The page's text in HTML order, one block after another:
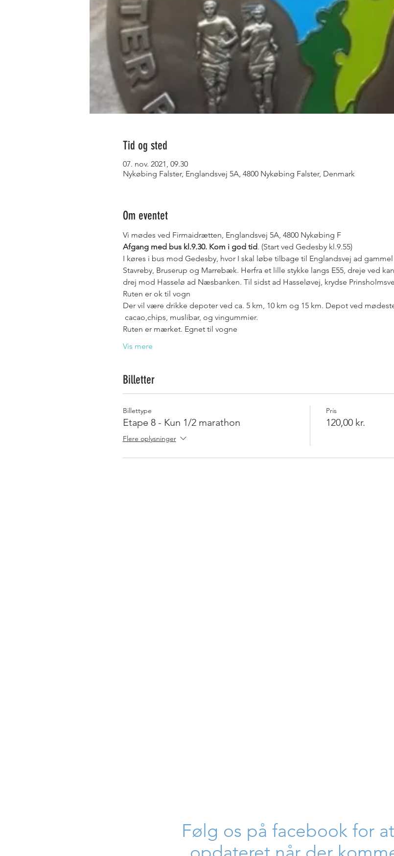
Tid og sted
07. nov. 2021, 09.30
Nykøbing Falster, Englandsvej 5A, 4800 Nykøbing Falster, Denmark
Om eventet
Vi mødes ved Firmaidrætten, Englandsvej 5A, 4800 Nykøbing F
Afgang med bus kl.9.30. Kom i god tid. (Start ved Gedesby kl.9.55)
I køres i bus mod Gedesby, hvor I skal løbe tilbage til Englandsvej ad
Stavreby, Bruserup og Marrebæk. Herfra et lille stykke langs E55, dreje ved
drej mod Hasselø ad Næsbanken. Til sidst ad Hasseløvej, krydse
Ruten er ok til vogn
Der vil være drikke depoter ved ca. 5 km, 10 km og 15 km. Depot ved
cacao,chips, muslibar, og vingummier.
Ruten er mærket. Egnet til vogne
Vis mere
Billetter
Billettype
Etape 8 - Kun 1/2 marathon
Flere oplysninger
Pris
120,00 kr.
Følg os på facebook for